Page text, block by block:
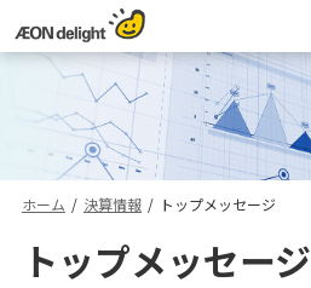
ホーム / 決算情報 / トップメッセージ
トップメッセージ